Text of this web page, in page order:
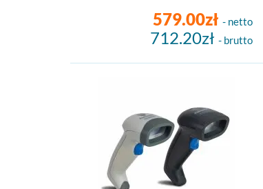
579.00zł - netto
712.20zł - brutto